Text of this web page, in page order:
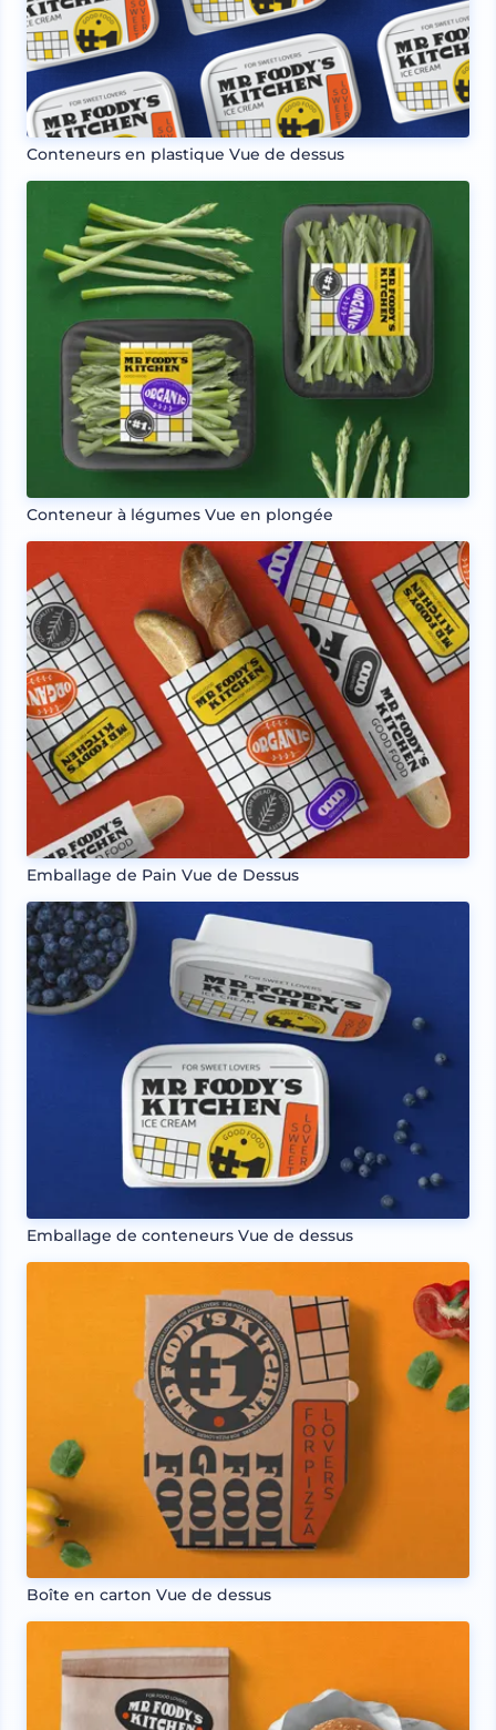
Conteneurs en plastique Vue de dessus
Conteneur à légumes Vue en plongée
Emballage de Pain Vue de Dessus
Emballage de conteneurs Vue de dessus
Boîte en carton Vue de dessus